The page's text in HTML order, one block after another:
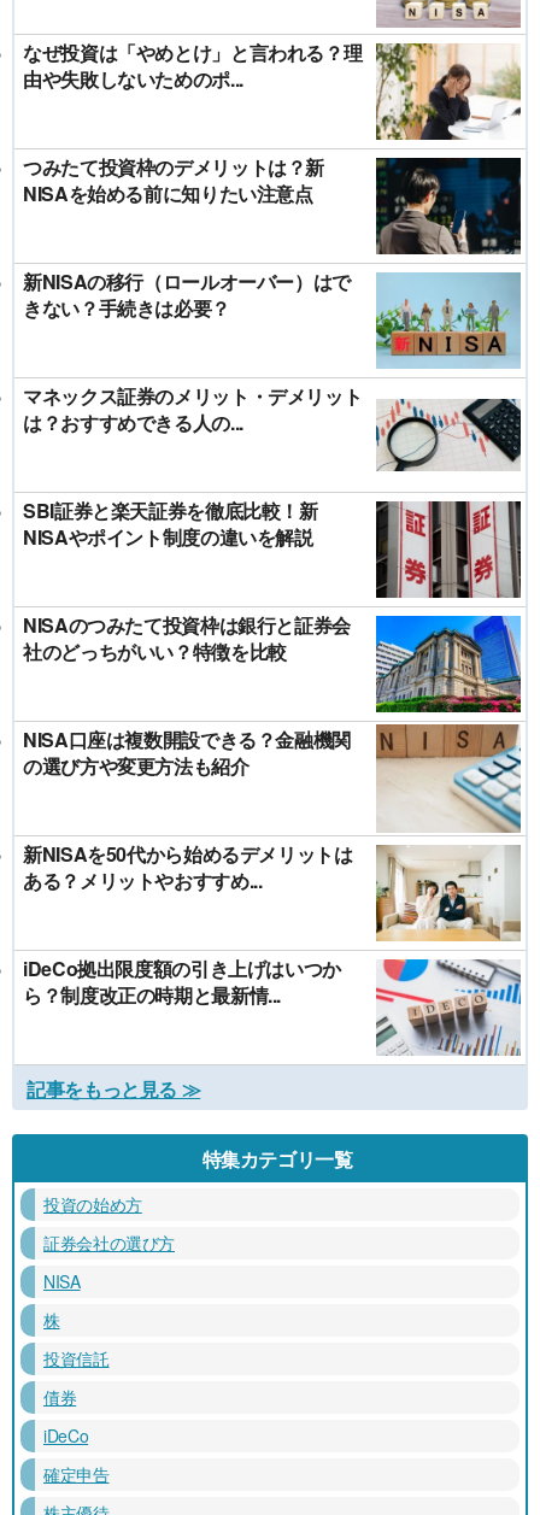
なぜ投資は「やめとけ」と言われる？理
由や失敗しないためのポ...
つみたて投資枠のデメリットは？新
NISAを始める前に知りたい注意点
新NISAの移行（ロールオーバー）はで
きない？手続きは必要？
マネックス証券のメリット・デメリット
は？おすすめできる人の...
SBI証券と楽天証券を徹底比較！新
NISAやポイント制度の違いを解説
NISAのつみたて投資枠は銀行と証券会
社のどっちがいい？特徴を比較
NISA口座は複数開設できる？金融機関
の選び方や変更方法も紹介
新NISAを50代から始めるデメリットは
ある？メリットやおすすめ...
iDeCo拠出限度額の引き上げはいつか
ら？制度改正の時期と最新情...
記事をもっと見る ≫
特集カテゴリ一覧
投資の始め方
証券会社の選び方
NISA
株
投資信託
債券
iDeCo
確定申告